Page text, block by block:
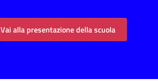
Vai alla presentazione della scuola